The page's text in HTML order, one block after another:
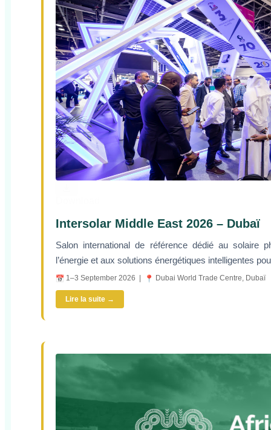
Intersolar Middle East 2026 – Dubaï
Salon international de référence dédié au solaire
l’énergie et aux solutions énergétiques intelligentes
1–3 September 2026 | Dubai World Trade Centre, Dubaï
Lire la suite →